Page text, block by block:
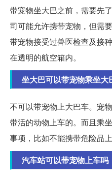
带宠物坐大巴之前，需要先
司可能允许携带宠物，但需
带宠物接受过兽医检查及接
在透明的航空箱内。
坐大巴可以带宠物乘坐大
不可以带宠物上大巴车。宠
带活的动物上车的。而且乘
事项，比如不能携带危险品
汽车站可以带宠物上车吗